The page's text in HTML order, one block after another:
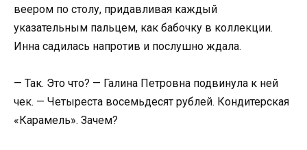
веером по столу, придавливая каждый
указательным пальцем, как бабочку в коллекции.
Инна садилась напротив и послушно ждала.
— Так. Это что? — Галина Петровна подвинула к ней
чек. — Четыреста восемьдесят рублей. Кондитерская
«Карамель». Зачем?